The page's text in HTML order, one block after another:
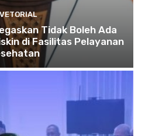
Tidak Boleh Ada
di Fasilitas Pelayanan